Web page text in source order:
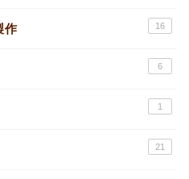
作 16
6
1
21